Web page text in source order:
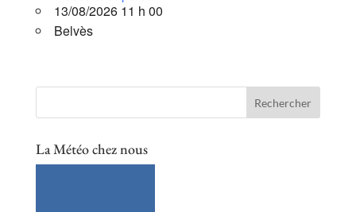
13/08/2026 11 h 00
Belvès
La Météo chez nous